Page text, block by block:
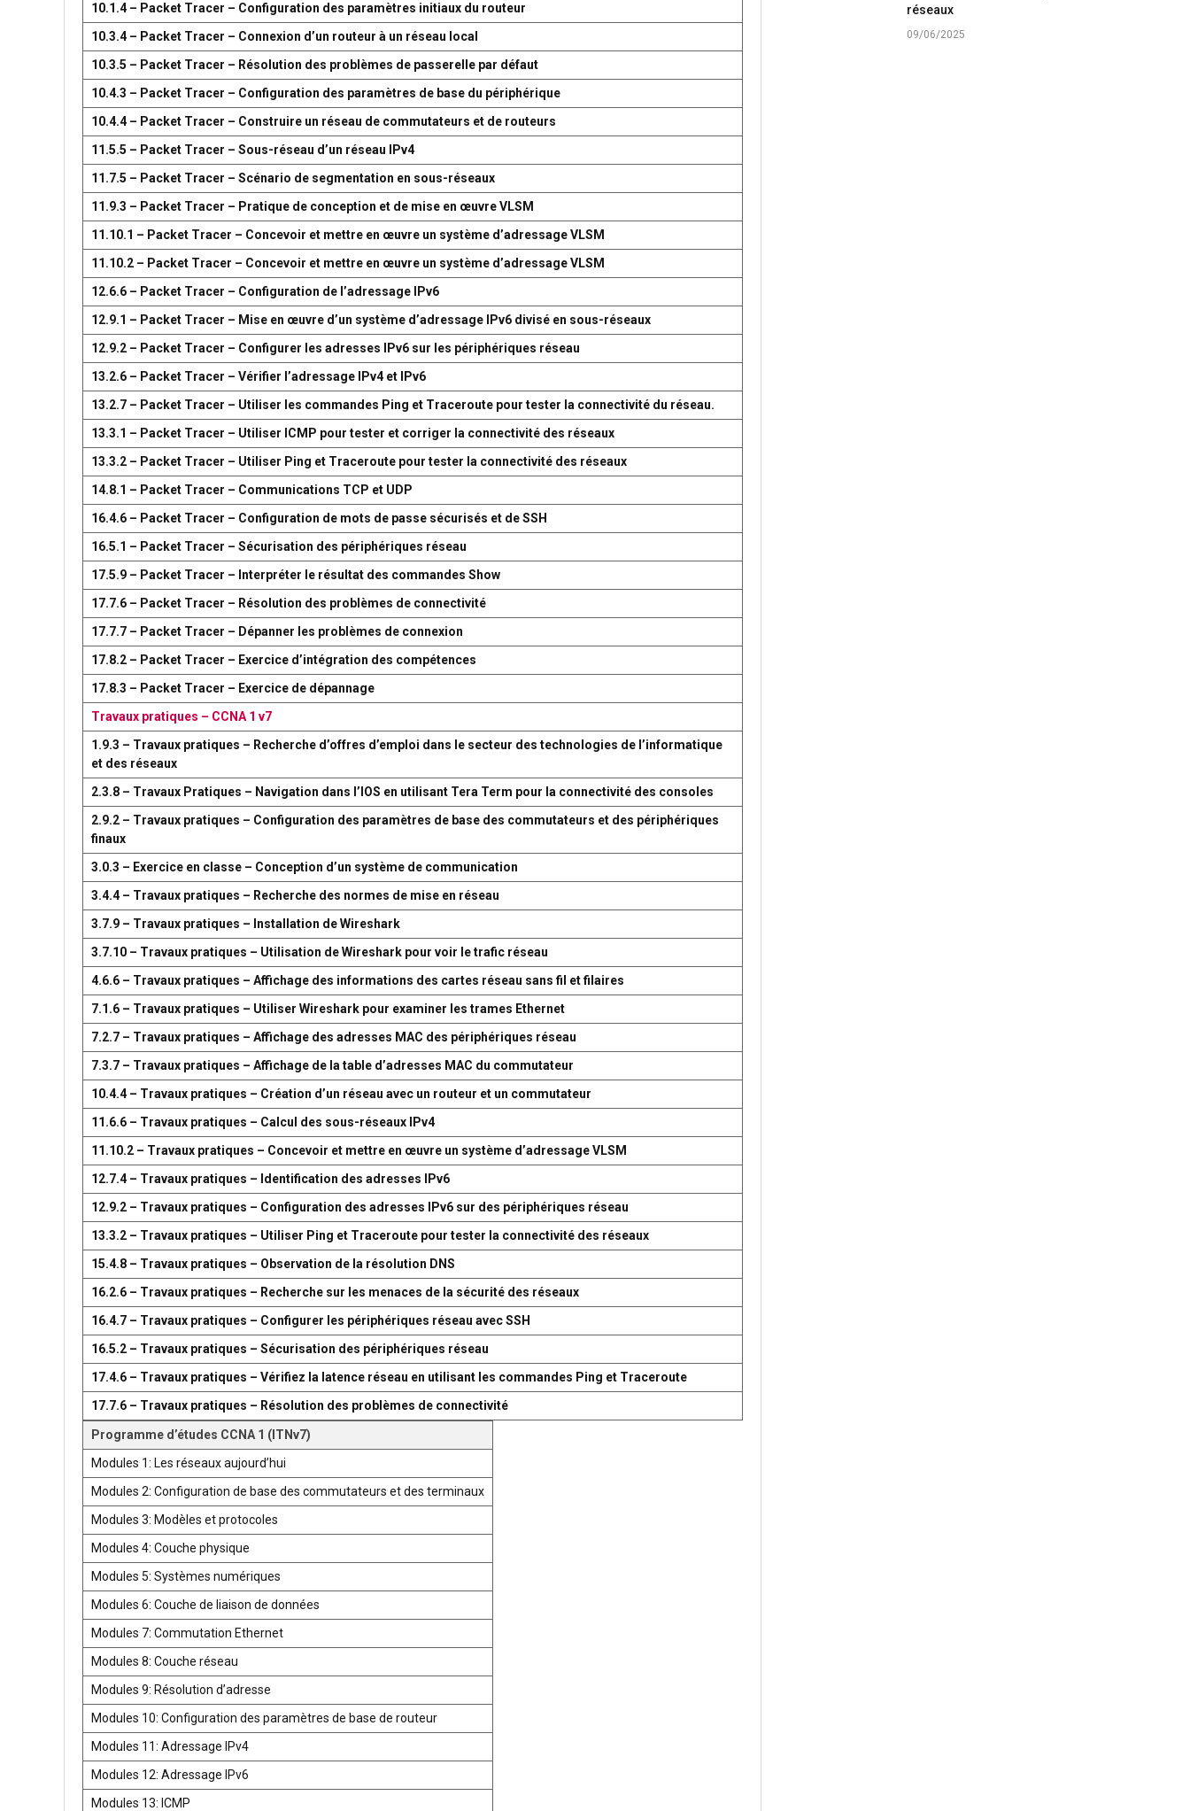
10.1.4 – Packet Tracer – Configuration des paramètres initiaux du routeur
10.3.4 – Packet Tracer – Connexion d’un routeur à un réseau local
10.3.5 – Packet Tracer – Résolution des problèmes de passerelle par défaut
10.4.3 – Packet Tracer – Configuration des paramètres de base du périphérique
10.4.4 – Packet Tracer – Construire un réseau de commutateurs et de routeurs
11.5.5 – Packet Tracer – Sous-réseau d’un réseau IPv4
11.7.5 – Packet Tracer – Scénario de segmentation en sous-réseaux
11.9.3 – Packet Tracer – Pratique de conception et de mise en œuvre VLSM
11.10.1 – Packet Tracer – Concevoir et mettre en œuvre un système d’adressage VLSM
11.10.2 – Packet Tracer – Concevoir et mettre en œuvre un système d’adressage VLSM
12.6.6 – Packet Tracer – Configuration de l’adressage IPv6
12.9.1 – Packet Tracer – Mise en œuvre d’un système d’adressage IPv6 divisé en sous-réseaux
12.9.2 – Packet Tracer – Configurer les adresses IPv6 sur les périphériques réseau
13.2.6 – Packet Tracer – Vérifier l’adressage IPv4 et IPv6
13.2.7 – Packet Tracer – Utiliser les commandes Ping et Traceroute pour tester la connectivité du réseau.
13.3.1 – Packet Tracer – Utiliser ICMP pour tester et corriger la connectivité des réseaux
13.3.2 – Packet Tracer – Utiliser Ping et Traceroute pour tester la connectivité des réseaux
14.8.1 – Packet Tracer – Communications TCP et UDP
16.4.6 – Packet Tracer – Configuration de mots de passe sécurisés et de SSH
16.5.1 – Packet Tracer – Sécurisation des périphériques réseau
17.5.9 – Packet Tracer – Interpréter le résultat des commandes Show
17.7.6 – Packet Tracer – Résolution des problèmes de connectivité
17.7.7 – Packet Tracer – Dépanner les problèmes de connexion
17.8.2 – Packet Tracer – Exercice d’intégration des compétences
17.8.3 – Packet Tracer – Exercice de dépannage
Travaux pratiques – CCNA 1 v7
1.9.3 – Travaux pratiques – Recherche d’offres d’emploi dans le secteur des technologies de l’informatique
et des réseaux
2.3.8 – Travaux Pratiques – Navigation dans l’IOS en utilisant Tera Term pour la connectivité des consoles
2.9.2 – Travaux pratiques – Configuration des paramètres de base des commutateurs et des périphériques
finaux
3.0.3 – Exercice en classe – Conception d’un système de communication
3.4.4 – Travaux pratiques – Recherche des normes de mise en réseau
3.7.9 – Travaux pratiques – Installation de Wireshark
3.7.10 – Travaux pratiques – Utilisation de Wireshark pour voir le trafic réseau
4.6.6 – Travaux pratiques – Affichage des informations des cartes réseau sans fil et filaires
7.1.6 – Travaux pratiques – Utiliser Wireshark pour examiner les trames Ethernet
7.2.7 – Travaux pratiques – Affichage des adresses MAC des périphériques réseau
7.3.7 – Travaux pratiques – Affichage de la table d’adresses MAC du commutateur
10.4.4 – Travaux pratiques – Création d’un réseau avec un routeur et un commutateur
11.6.6 – Travaux pratiques – Calcul des sous-réseaux IPv4
11.10.2 – Travaux pratiques – Concevoir et mettre en œuvre un système d’adressage VLSM
12.7.4 – Travaux pratiques – Identification des adresses IPv6
12.9.2 – Travaux pratiques – Configuration des adresses IPv6 sur des périphériques réseau
13.3.2 – Travaux pratiques – Utiliser Ping et Traceroute pour tester la connectivité des réseaux
15.4.8 – Travaux pratiques – Observation de la résolution DNS
16.2.6 – Travaux pratiques – Recherche sur les menaces de la sécurité des réseaux
16.4.7 – Travaux pratiques – Configurer les périphériques réseau avec SSH
16.5.2 – Travaux pratiques – Sécurisation des périphériques réseau
17.4.6 – Travaux pratiques – Vérifiez la latence réseau en utilisant les commandes Ping et Traceroute
17.7.6 – Travaux pratiques – Résolution des problèmes de connectivité
Programme d’études CCNA 1 (ITNv7)
Modules 1: Les réseaux aujourd’hui
Modules 2: Configuration de base des commutateurs et des terminaux
Modules 3: Modèles et protocoles
Modules 4: Couche physique
Modules 5: Systèmes numériques
Modules 6: Couche de liaison de données
Modules 7: Commutation Ethernet
Modules 8: Couche réseau
Modules 9: Résolution d’adresse
Modules 10: Configuration des paramètres de base de routeur
Modules 11: Adressage IPv4
Modules 12: Adressage IPv6
Modules 13: ICMP
réseaux
09/06/2025